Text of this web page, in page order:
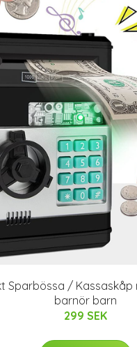
Sparbössa /
barnör barn
299 SEK